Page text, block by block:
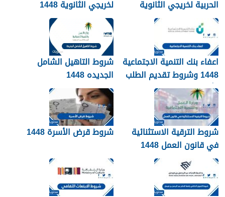
الحربية لخريجي الثانوية
1448
لخريجي الثانوية 1448
اعفاء بنك التنمية الاجتماعية
1448 وشروط تقديم الطلب
وأهم الأوراق والمستندات
شروط التاهيل الشامل
الجديده 1448
شروط الترقية الاستثنائية
في قانون العمل 1448
شروط قرض الأسرة 1448